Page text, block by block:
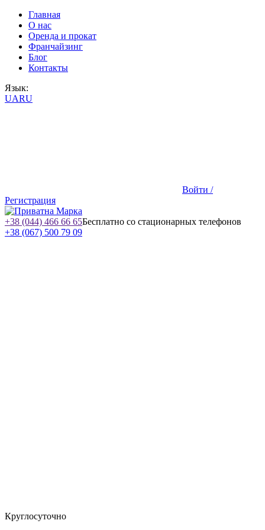
Главная
О нас
Оренда и прокат
Франчайзинг
Блог
Контакты
Язык:
UARU
Войти /
Регистрация
+38 (044) 466 66 65Бесплатно со стационарных телефонов
+38 (067) 500 79 09
Круглосуточно